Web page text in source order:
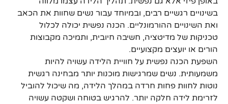
בשינויים רגשיים רבים, ובמיוחד עבור נשים שחוות את הכאב
ואת השינויים ההורמונליים. הכנה נפשית יכולה לכלול
טכניקות של מדיטציה, חשיבה חיובית, ותמיכה מקבוצות
הורים או יועצים מקצועיים.
השפעת הכנה נפשית על חוויית הלידה עשויה להיות
משמעותית. נשים שמרגישות מוכנות יותר מבחינה רגשית
נוטות לחוות פחות חרדה במהלך הלידה, מה שיכול להוביל
לזרימת לידה חלקה יותר. להרגיש בטוחה ושקטה עשויה